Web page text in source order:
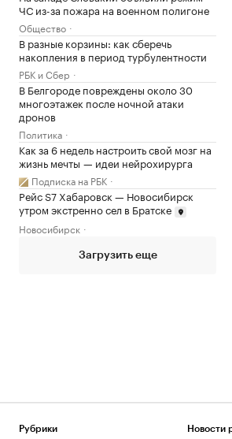
ЧС из-за пожара на военном полигоне
Общество
В разные корзины: как сберечь
накопления в период турбулентности
РБК и Сбер
В Белгороде повреждены около 30
многоэтажек после ночной атаки
дронов
Политика
Как за 6 недель настроить свой мозг на
жизнь мечты — идеи нейрохирурга
Подписка на РБК
Рейс S7 Хабаровск — Новосибирск
утром экстренно сел в Братске
Новосибирск
Загрузить еще
Рубрики Новости